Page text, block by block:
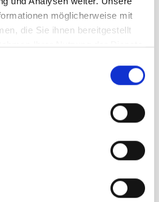
möglicherweise mit
die Sie ihnen bereitgestellt
Ihrer Nutzung der Dienste
Menge
Patagonia Corduroy Volley